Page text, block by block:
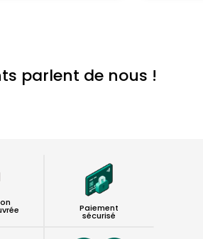
parlent de nous !
Paiement
sécurisé